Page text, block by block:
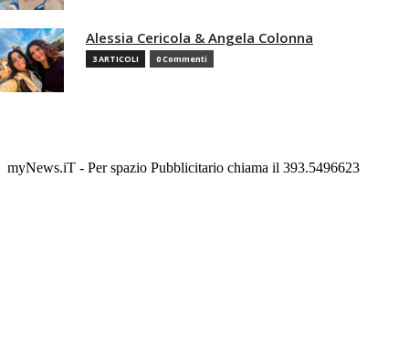
Alessia Cericola & Angela Colonna
3 ARTICOLI 0 Commenti
myNews.iT - Per spazio Pubblicitario chiama il 393.5496623